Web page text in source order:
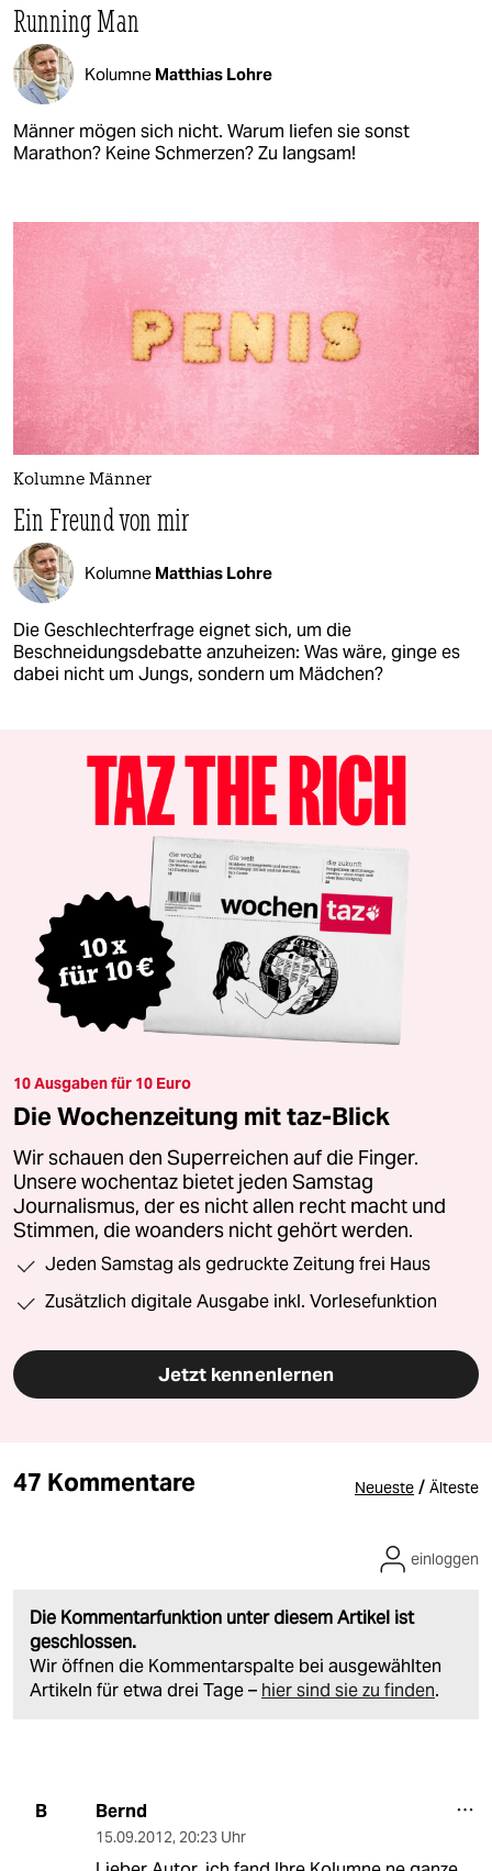
Running Man
Kolumne Matthias Lohre
Männer mögen sich nicht. Warum liefen sie sonst
Marathon? Keine Schmerzen? Zu langsam!
Kolumne Männer
Ein Freund von mir
Kolumne Matthias Lohre
Die Geschlechterfrage eignet sich, um die
Beschneidungsdebatte anzuheizen: Was wäre, ginge es
dabei nicht um Jungs, sondern um Mädchen?
10 Ausgaben für 10 Euro
Die Wochenzeitung mit taz-Blick
Wir schauen den Superreichen auf die Finger.
Unsere wochentaz bietet jeden Samstag
Journalismus, der es nicht allen recht macht und
Stimmen, die woanders nicht gehört werden.
Jeden Samstag als gedruckte Zeitung frei Haus
Zusätzlich digitale Ausgabe inkl. Vorlesefunktion
Jetzt kennenlernen
47 Kommentare Neueste / Älteste
Die Kommentarfunktion unter diesem Artikel ist
geschlossen.
Wir öffnen die Kommentarspalte bei ausgewählten
Artikeln für etwa drei Tage – hier sind sie zu finden.
einloggen
B Bernd
15.09.2012, 20:23 Uhr